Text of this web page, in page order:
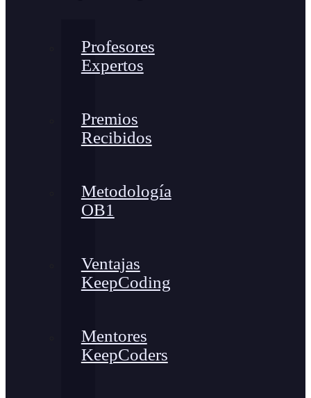
Profesores
Expertos
Premios
Recibidos
Metodología
OB1
Ventajas
KeepCoding
Mentores
KeepCoders